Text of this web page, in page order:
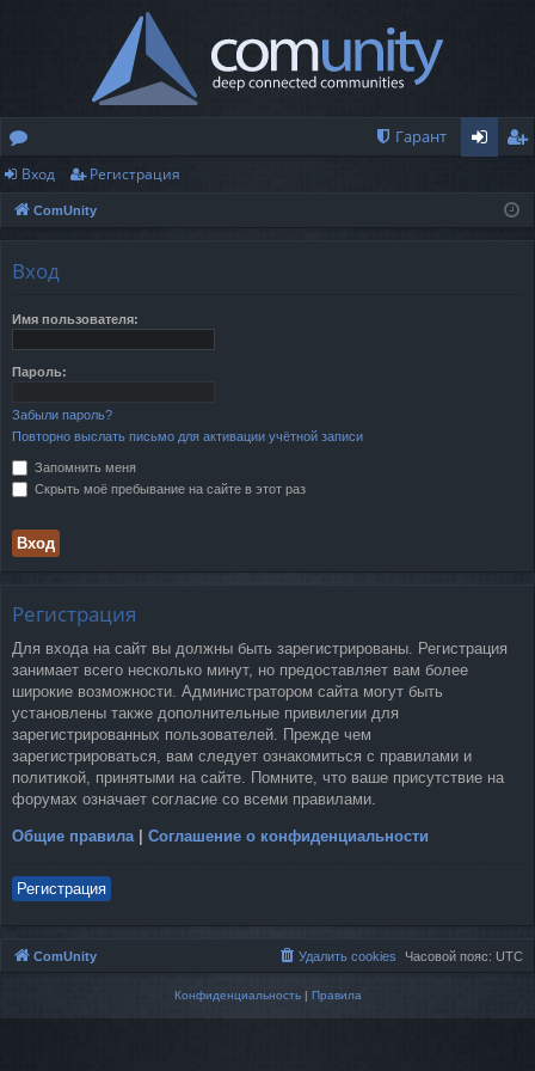
о
ру
Гарант
ис
Вход Регистрация
ComUnity
Вход
Имя пользователя:
Пароль:
Забыли пароль?
Повторно выслать письмо для активации учётной записи
Запомнить меня
Скрыть моё пребывание на сайте в этот раз
Регистрация
Для входа на сайт вы должны быть зарегистрированы. Регистрация
занимает всего несколько минут, но предоставляет вам более
широкие возможности. Администратором сайта могут быть
установлены также дополнительные привилегии для
зарегистрированных пользователей. Прежде чем
зарегистрироваться, вам следует ознакомиться с правилами и
политикой, принятыми на сайте. Помните, что ваше присутствие на
форумах означает согласие со всеми правилами.
Общие правила | Соглашение о конфиденциальности
Регистрация
ComUnity Часовой пояс: UTC
Удалить cookies
Конфиденциальность| Правила